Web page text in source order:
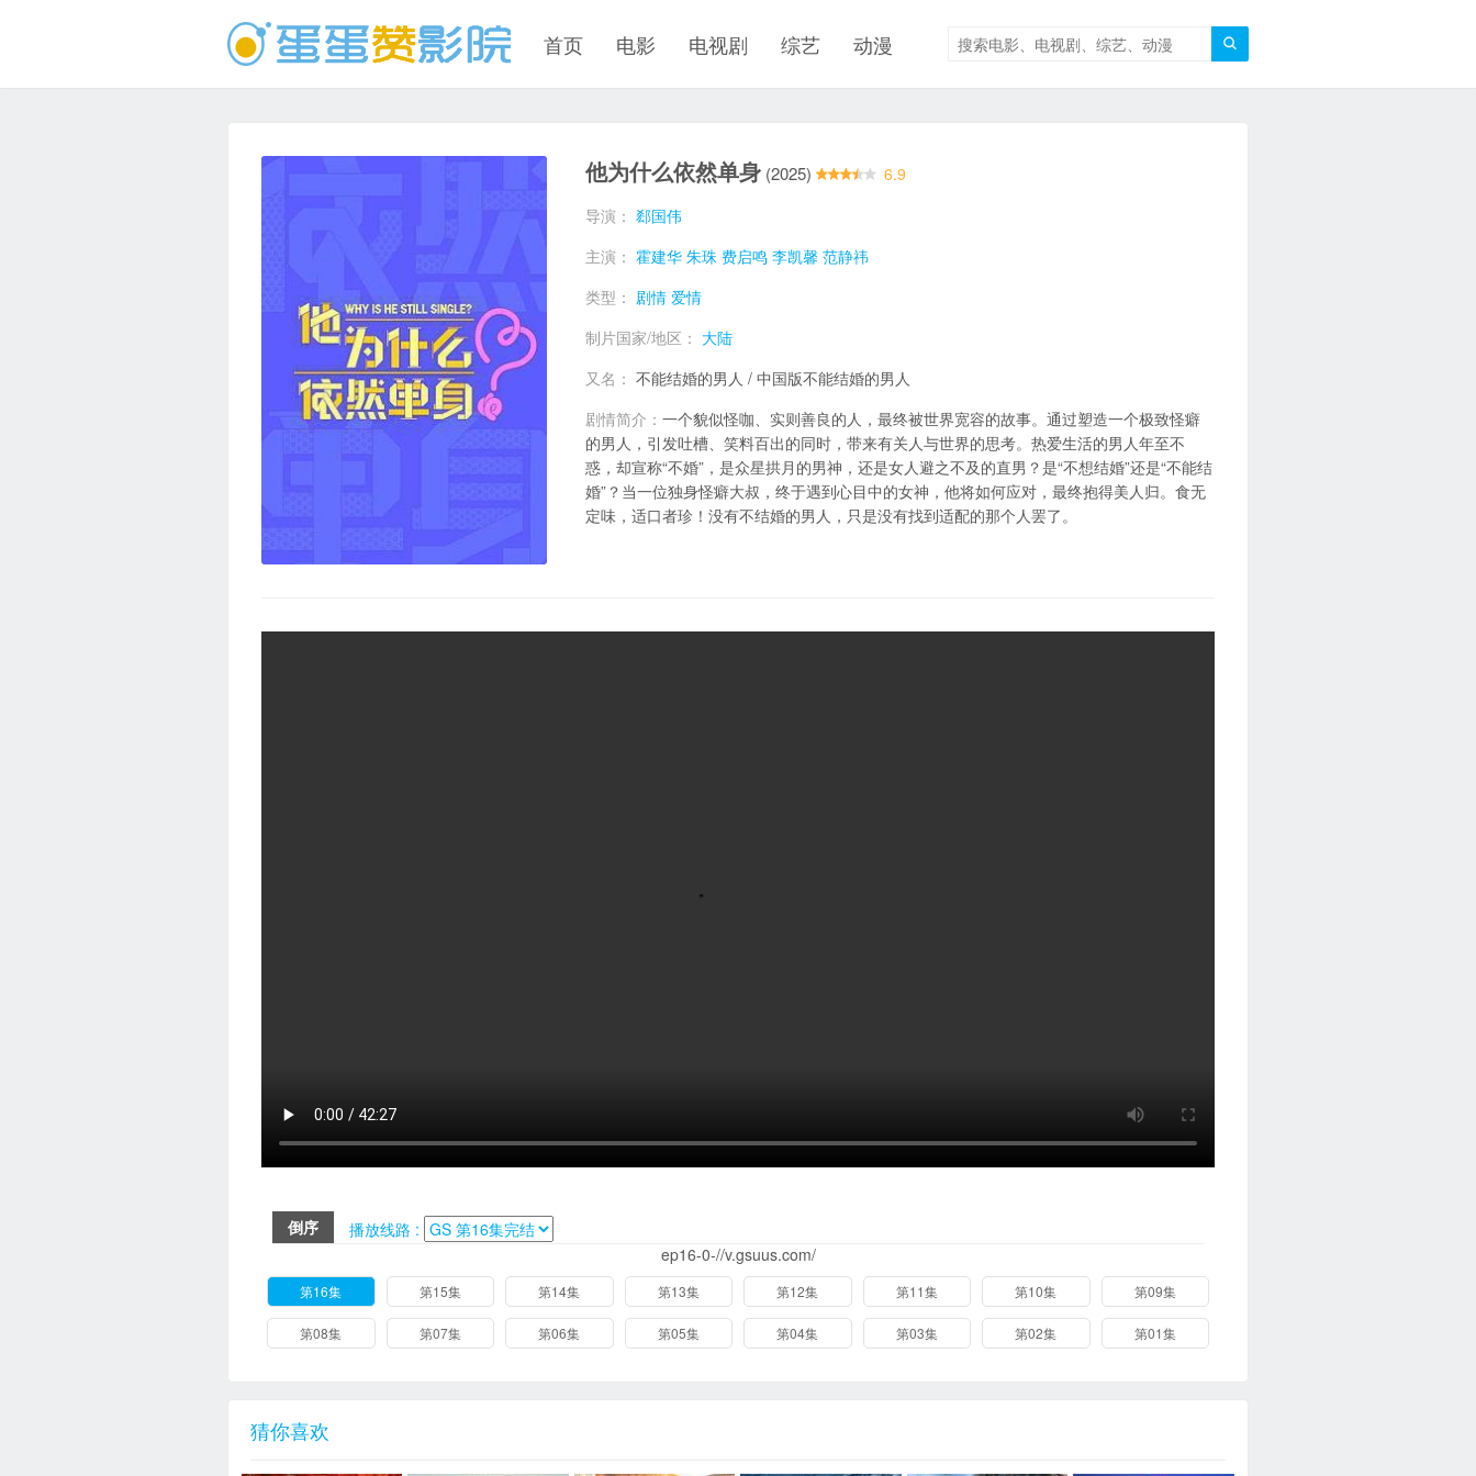

首页 电影 电视剧 综艺 动漫
他为什么依然单身 (2025)
6.9
导演： 郄国伟
主演： 霍建华 朱珠 费启鸣 李凯馨 范静祎
类型： 剧情 爱情
制片国家/地区： 大陆
又名： 不能结婚的男人 / 中国版不能结婚的男人
剧情简介： 一个貌似怪咖、实则善良的人，最终被世界宽容的故事。通过塑造一个极致怪癖
的男人，引发吐槽、笑料百出的同时，带来有关人与世界的思考。热爱生活的男人年至不
惑，却宣称“不婚”，是众星拱月的男神，还是女人避之不及的直男？是“不想结婚”还是“不能结
婚”？当一位独身怪癖大叔，终于遇到心目中的女神，他将如何应对，最终抱得美人归。食无
定味，适口者珍！没有不结婚的男人，只是没有找到适配的那个人罢了。
倒序
播放线路 :
ep16-0-//v.gsuus.com/
第16集 第15集 第14集 第13集 第12集 第11集 第10集 第09集
第08集 第07集 第06集 第05集 第04集 第03集 第02集 第01集
猜你喜欢